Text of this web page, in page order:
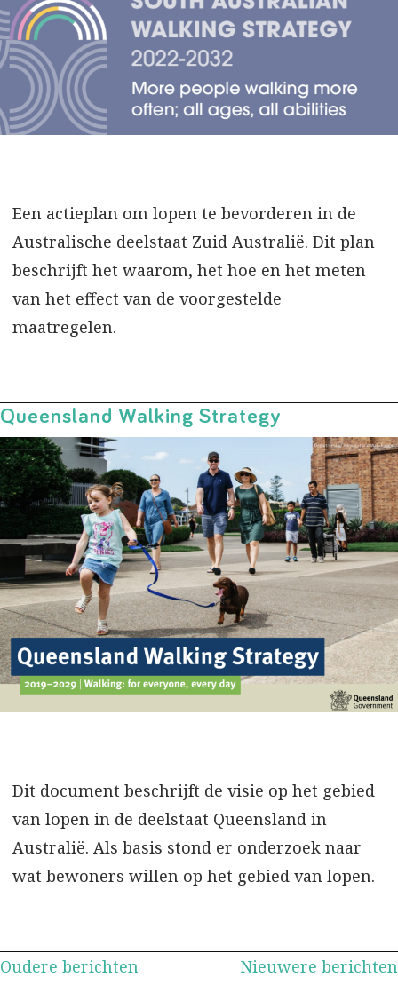
Een actieplan om lopen te bevorderen in de
Australische deelstaat Zuid Australië. Dit plan
beschrijft het waarom, het hoe en het meten
van het effect van de voorgestelde
maatregelen.
Queensland Walking Strategy
Dit document beschrijft de visie op het gebied
van lopen in de deelstaat Queensland in
Australië. Als basis stond er onderzoek naar
wat bewoners willen op het gebied van lopen.
Berichtennavigatie
Oudere berichten Nieuwere berichten